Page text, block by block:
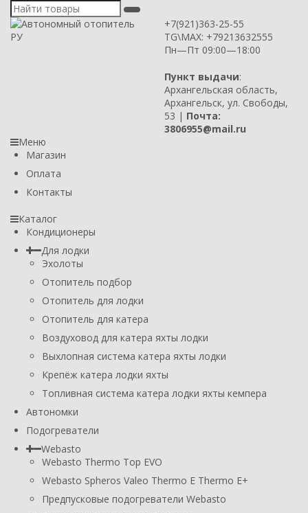
+7(921)363-25-55
TG\MAX: +79213632555
Пн—Пт 09:00—18:00
Пункт выдачи:
Архангельская область,
Архангельск, ул. Свободы,
53 | Почта:
3806955@mail.ru
Меню
Магазин
Оплата
Контакты
Каталог
Кондиционеры
Для лодки
Эхолоты
Отопитель подбор
Отопитель для лодки
Отопитель для катера
Воздуховод для катера яхты лодки
Выхлопная система катера яхты лодки
Крепёж катера лодки яхты
Топливная система катера лодки яхты кемпера
Автономки
Подогреватели
Webasto
Webasto Thermo Top EVO
Webasto Spheros Valeo Thermo E Thermo E+
Предпусковые подогреватели Webasto